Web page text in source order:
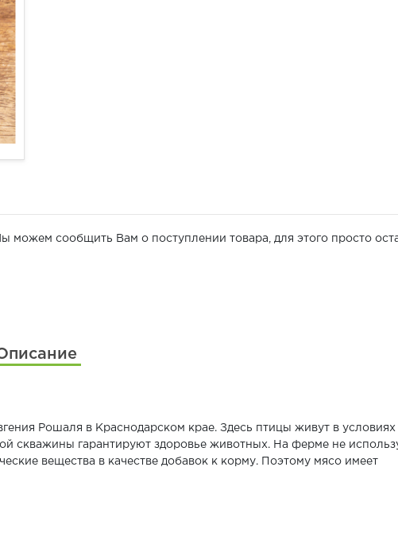
можем сообщить Вам о поступлении товара, для этого просто
Рошаля в Краснодарском крае. Здесь птицы живут в условиях
скважины гарантируют здоровье животных. На ферме не
вещества в качестве добавок к корму. Поэтому мясо имеет